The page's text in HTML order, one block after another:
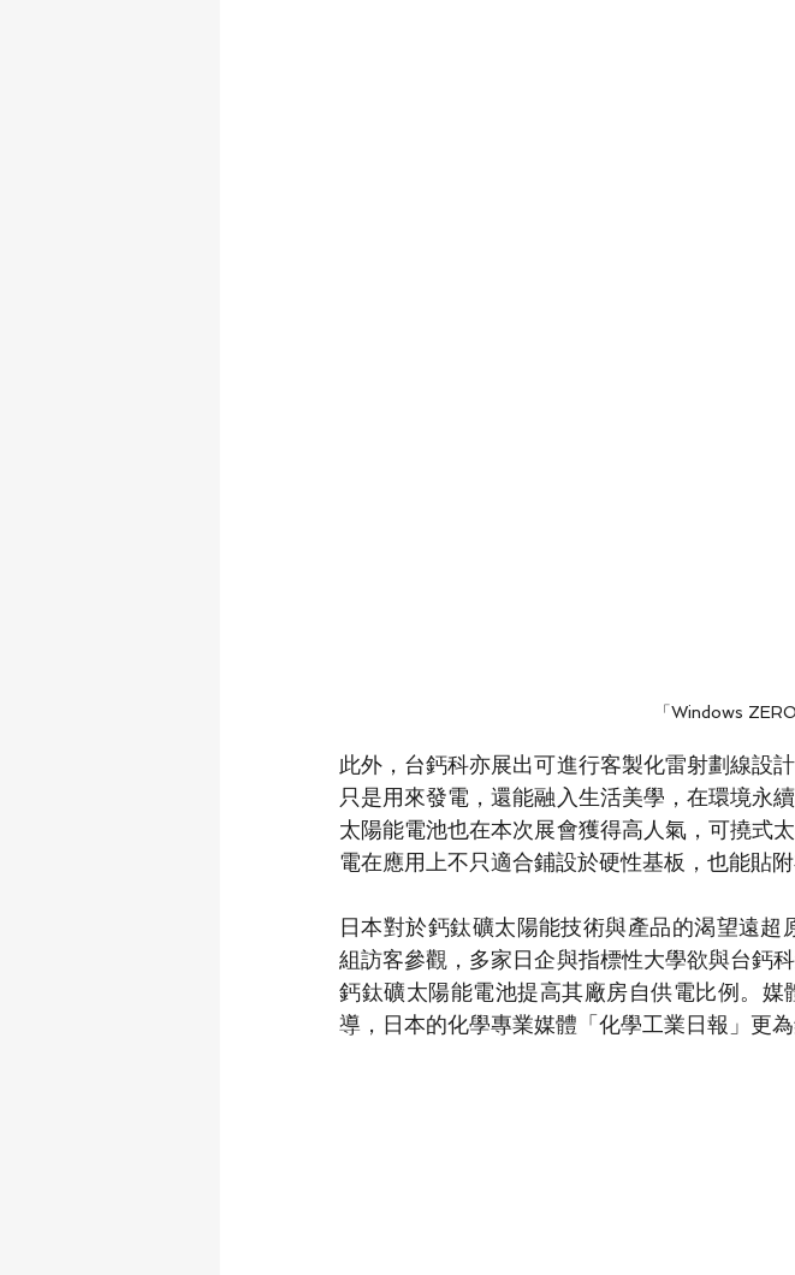
「Windows
此外，台鈣科亦展出可進行客製化雷射劃線設
只是用來發電，還能融入生活美學，在環境永
太陽能電池也在本次展會獲得高人氣，可撓式
電在應用上不只適合鋪設於硬性基板，也能貼附
日本對於鈣鈦礦太陽能技術與產品的渴望遠
組訪客參觀，多家日企與指標性大學欲與台鈣
鈣鈦礦太陽能電池提高其廠房自供電比例。
導，日本的化學專業媒體「化學工業日報」更